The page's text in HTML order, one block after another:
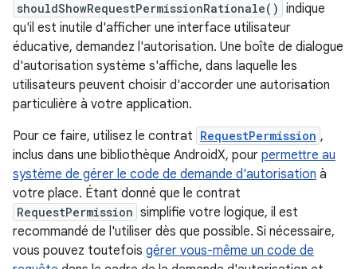
shouldShowRequestPermissionRationale() indique
qu'il est inutile d'afficher une interface utilisateur
éducative, demandez l'autorisation. Une boîte de dialogue
d'autorisation système s'affiche, dans laquelle les
utilisateurs peuvent choisir d'accorder une autorisation
particulière à votre application.
Pour ce faire, utilisez le contrat RequestPermission ,
inclus dans une bibliothèque AndroidX, pour permettre au
système de gérer le code de demande d'autorisation à
votre place. Étant donné que le contrat
RequestPermission simplifie votre logique, il est
recommandé de l'utiliser dès que possible. Si nécessaire,
vous pouvez toutefois gérer vous-même un code de